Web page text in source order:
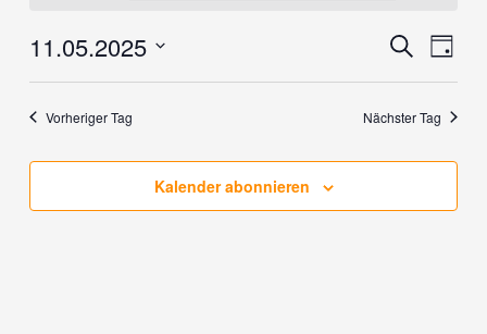
2025
Ansichten,
SucheTag
11.05.2025
Vorheriger Tag Nächster Tag
Kalender abonnieren